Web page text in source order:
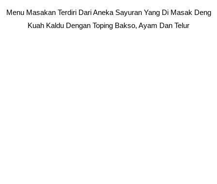
Menu Masakan Terdiri Dari Aneka Sayuran Yang Di Masak Deng
Kuah Kaldu Dengan Toping Bakso, Ayam Dan Telur